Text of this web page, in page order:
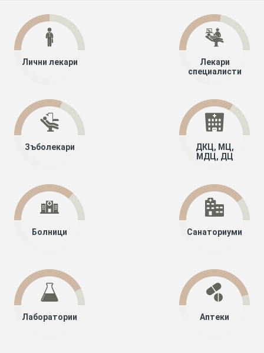
Лични лекари
Лекари
специалисти
Зъболекари
ДКЦ, МЦ,
МДЦ, ДЦ
Болници Санаториуми
Лаборатории Аптеки